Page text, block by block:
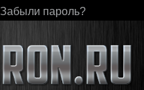
Забыли пароль?